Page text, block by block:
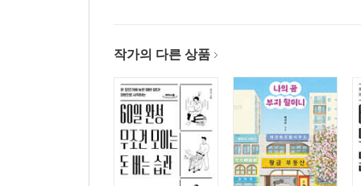
작가의 다른 상품